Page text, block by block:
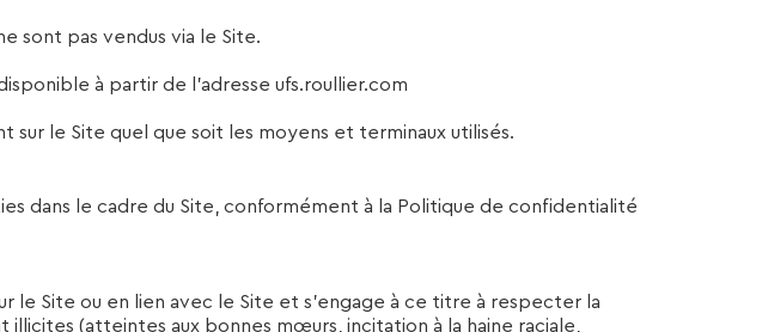
sont pas vendus via le Site.
à partir de l’adresse ufs.roullier.com
sur le Site quel que soit les moyens et terminaux utilisés.
dans le cadre du Site, conformément à la Politique de confidentialité
le Site ou en lien avec le Site et s’engage à ce titre à respecter la
(atteintes aux bonnes mœurs, incitation à la haine raciale,